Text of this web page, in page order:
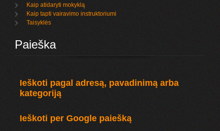
Kaip atidaryti mokyklą
Kaip tapti vairavimo instruktoriumi
Taisyklės
Paieška
Ieškoti pagal adresą, pavadinimą arba
kategoriją
Ieškoti per Google paiešką